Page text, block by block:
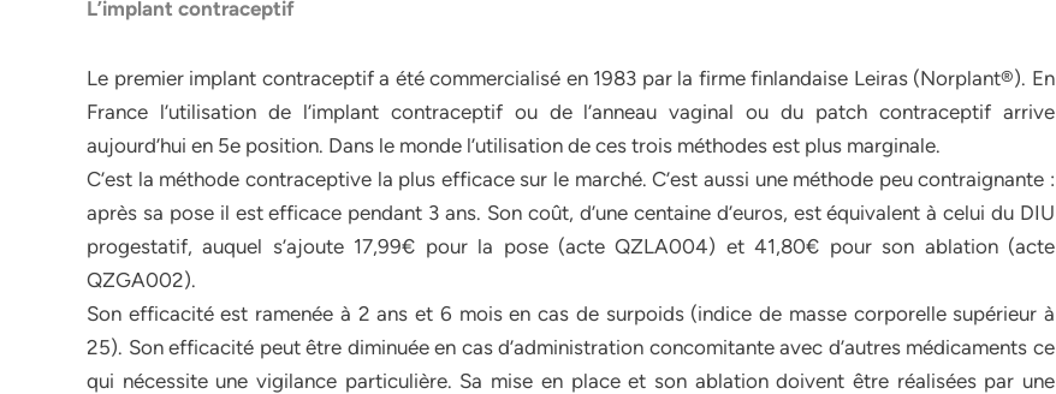
L’implant contraceptif
Le premier implant contraceptif a été commercialisé en 1983 par la firme finlandaise Leiras (Norplant®). En
France l’utilisation de l’implant contraceptif ou de l’anneau vaginal ou du patch contraceptif arrive
aujourd’hui en 5e position. Dans le monde l’utilisation de ces trois méthodes est plus marginale.
C’est la méthode contraceptive la plus efficace sur le marché. C’est aussi une méthode peu contraignante :
après sa pose il est efficace pendant 3 ans. Son coût, d’une centaine d’euros, est équivalent à celui du DIU
progestatif, auquel s’ajoute 17,99€ pour la pose (acte QZLA004) et 41,80€ pour son ablation (acte
QZGA002).
Son efficacité est ramenée à 2 ans et 6 mois en cas de surpoids (indice de masse corporelle supérieur à
25). Son efficacité peut être diminuée en cas d’administration concomitante avec d’autres médicaments ce
qui nécessite une vigilance particulière. Sa mise en place et son ablation doivent être réalisées par une